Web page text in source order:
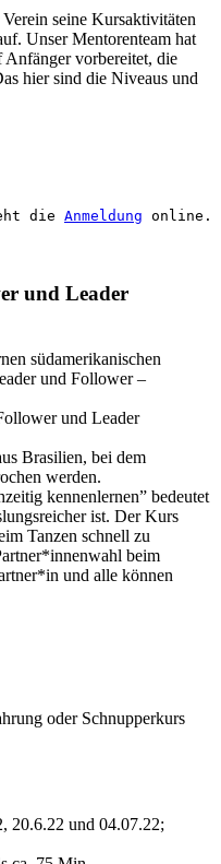
seine Kursaktivitäten
Unser Mentorenteam hat
vorbereitet, die
hier sind die Niveaus und
die Anmeldung online.
und Leader
südamerikanischen
und Follower –
und Leader
Brasilien, bei dem
werden.
kennenlernen” bedeutet
ist. Der Kurs
Tanzen schnell zu
beim
und alle können
oder Schnupperkurs
20.6.22 und 04.07.22;